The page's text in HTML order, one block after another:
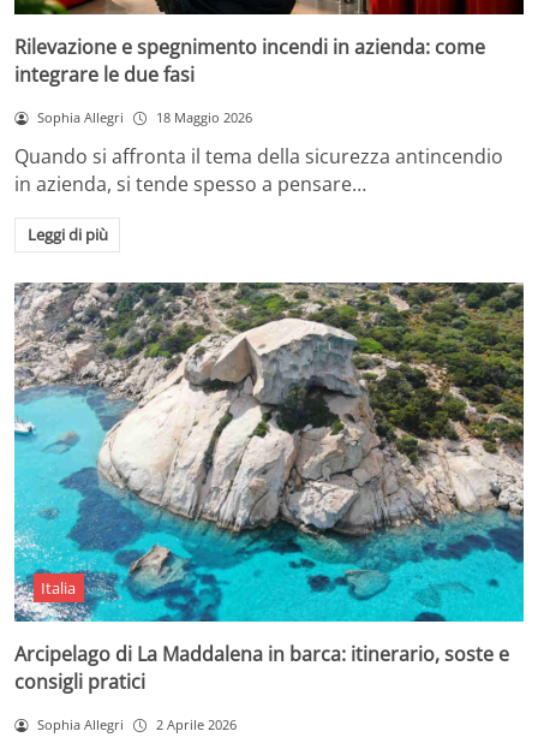
Rilevazione e spegnimento incendi in azienda: come
integrare le due fasi
Sophia Allegri 18 Maggio 2026
Quando si affronta il tema della sicurezza antincendio
in azienda, si tende spesso a pensare…
Leggi di più
Italia
Arcipelago di La Maddalena in barca: itinerario, soste e
consigli pratici
Sophia Allegri 2 Aprile 2026